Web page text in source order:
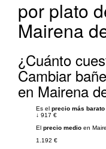
por plato
Mairena
¿Cuánto
Cambiar
en Mairena
Es el precio más barato
↓ 917 €
El precio medio en
1.192 €